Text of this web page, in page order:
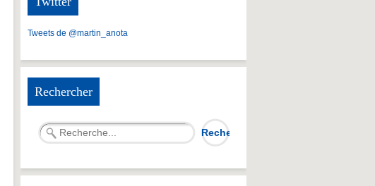
Tweets de @martin_anota
Rechercher